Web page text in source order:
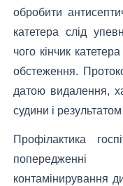
обробити
катетера слід
чого кінчик
обстеження.
датою видалення,
судини і результатом
Профілактика
попередженні
контамінирування